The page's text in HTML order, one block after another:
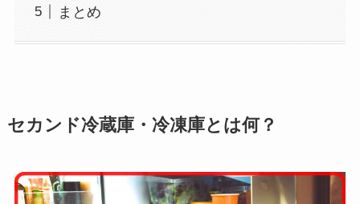
まとめ
セカンド冷蔵庫・冷凍庫とは何？